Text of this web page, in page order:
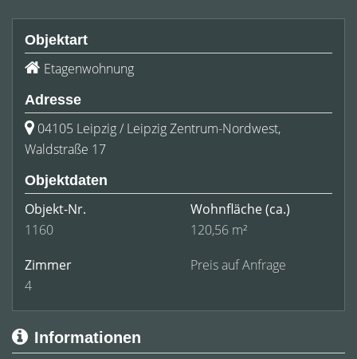
Objektart
Etagenwohnung
Adresse
04105 Leipzig / Leipzig Zentrum-Nordwest,
Waldstraße 17
Objektdaten
Objekt-Nr.
1160
Wohnfläche(ca.)
120,56 m²
Zimmer
4
Preis auf Anfrage
Informationen